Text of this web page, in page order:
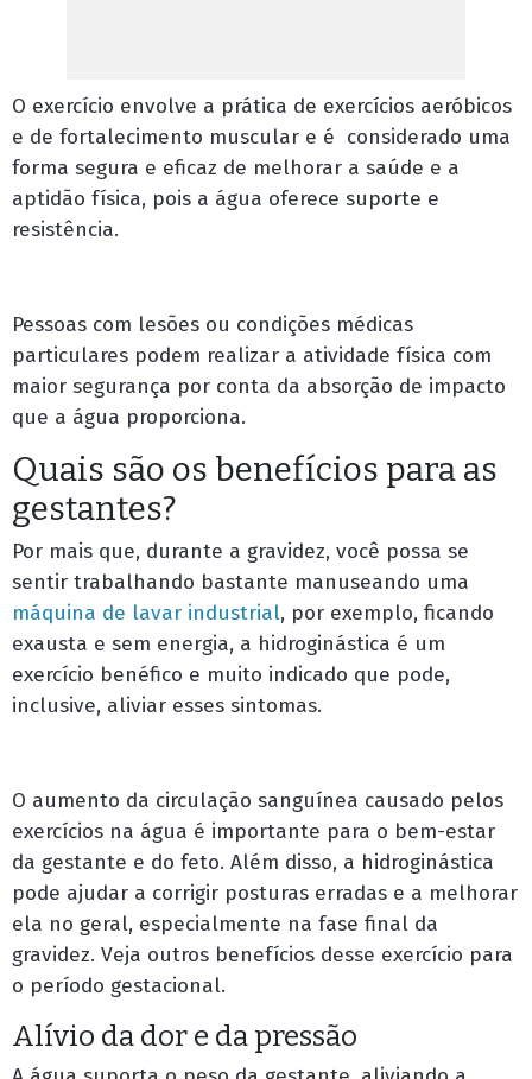
O exercício envolve a prática de exercícios aeróbicos
e de fortalecimento muscular e é considerado uma
forma segura e eficaz de melhorar a saúde e a
aptidão física, pois a água oferece suporte e
resistência.
Pessoas com lesões ou condições médicas
particulares podem realizar a atividade física com
maior segurança por conta da absorção de impacto
que a água proporciona.
Quais são os benefícios para as
gestantes?
Por mais que, durante a gravidez, você possa se
sentir trabalhando bastante manuseando uma
máquina de lavar industrial, por exemplo, ficando
exausta e sem energia, a hidroginástica é um
exercício benéfico e muito indicado que pode,
inclusive, aliviar esses sintomas.
O aumento da circulação sanguínea causado pelos
exercícios na água é importante para o bem-estar
da gestante e do feto. Além disso, a hidroginástica
pode ajudar a corrigir posturas erradas e a melhorar
ela no geral, especialmente na fase final da
gravidez. Veja outros benefícios desse exercício para
o período gestacional.
Alívio da dor e da pressão